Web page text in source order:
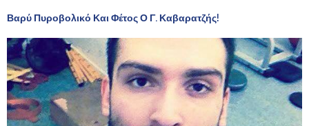
Βαρύ Πυροβολικό Και Φέτος Ο Γ. Καβαρατζής!